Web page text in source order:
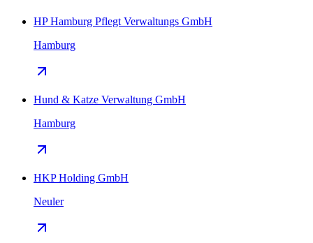
HP Hamburg Pflegt Verwaltungs GmbH
Hamburg
Hund & Katze Verwaltung GmbH
Hamburg
HKP Holding GmbH
Neuler